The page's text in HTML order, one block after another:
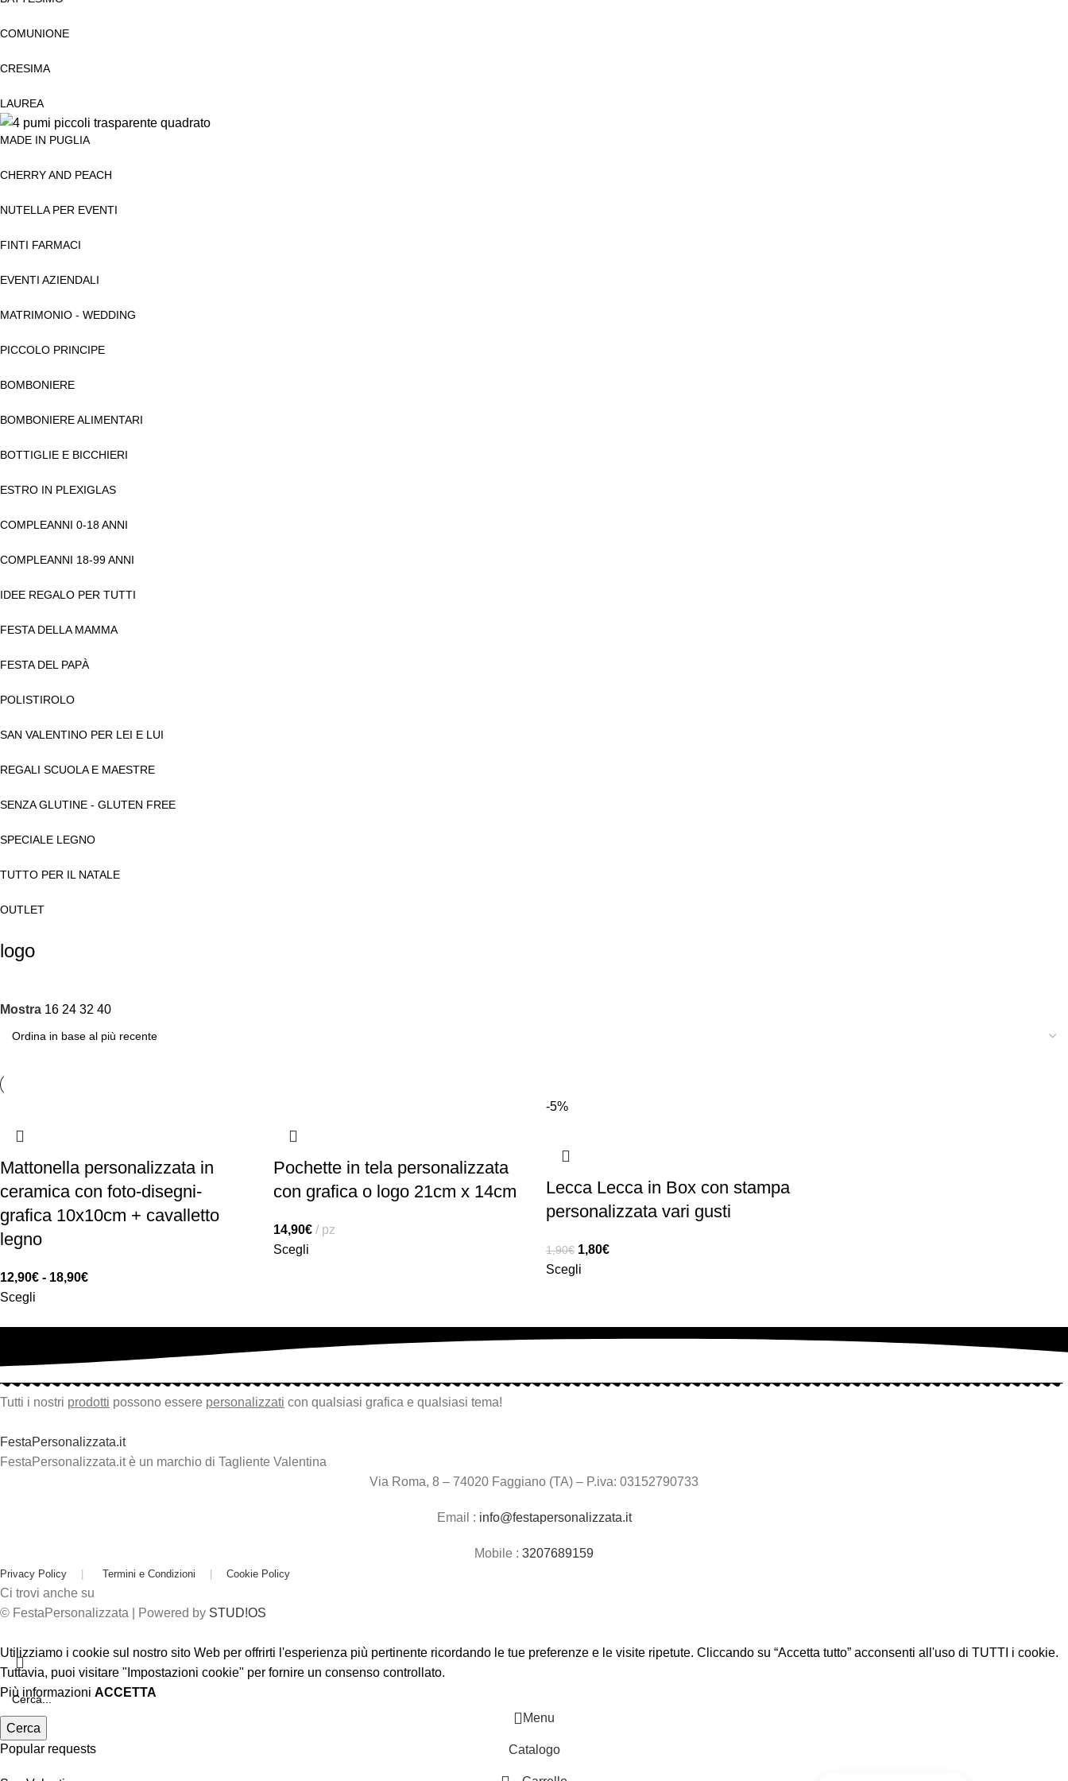
COMUNIONE
CRESIMA
LAUREA
MADE IN PUGLIA
CHERRY AND PEACH
NUTELLA PER EVENTI
FINTI FARMACI
EVENTI AZIENDALI
MATRIMONIO - WEDDING
PICCOLO PRINCIPE
BOMBONIERE
BOMBONIERE ALIMENTARI
BOTTIGLIE E BICCHIERI
ESTRO IN PLEXIGLAS
COMPLEANNI 0-18 ANNI
COMPLEANNI 18-99 ANNI
IDEE REGALO PER TUTTI
FESTA DELLA MAMMA
FESTA DEL PAPÀ
POLISTIROLO
SAN VALENTINO PER LEI E LUI
REGALI SCUOLA E MAESTRE
SENZA GLUTINE - GLUTEN FREE
SPECIALE LEGNO
TUTTO PER IL NATALE
OUTLET
logo
Mostra 16 24 32 40
Mattonella personalizzata in
ceramica con foto-disegni-
grafica 10x10cm + cavalletto
legno
12,90€ - 18,90€
Scegli
Pochette in tela personalizzata
con grafica o logo 21cm x 14cm
14,90€
pz
Scegli
-5%
Lecca Lecca in Box con stampa
personalizzata vari gusti
1,90€ 1,80€
Scegli
Tutti i nostri prodotti possono essere personalizzati con qualsiasi grafica e qualsiasi tema!
FestaPersonalizzata.it
FestaPersonalizzata.it è un marchio di Tagliente Valentina
Via Roma, 8 – 74020 Faggiano (TA) – P.iva: 03152790733
Email : info@festapersonalizzata.it
Mobile : 3207689159
Privacy Policy | Termini e Condizioni | Cookie Policy
Ci trovi anche su
© FestaPersonalizzata | Powered by STUD!OS
Cerca
Popular requests
Utilizziamo i cookie sul nostro sito Web per offrirti l'esperienza più pertinente ricordando le tue preferenze e le visite ripetute. Cliccando su “Accetta tutto” acconsenti all'uso di TUTTI i cookie.
Tuttavia, puoi visitare "Impostazioni cookie" per fornire un consenso controllato.
Più informazioni ACCETTA
Menu
Catalogo